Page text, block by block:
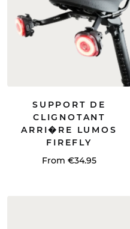
SUPPORT DE
CLIGNOTANT
ARRI�RE LUMOS
FIREFLY
From €34.95